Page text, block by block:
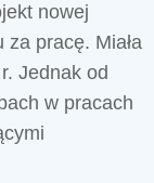
nowej
pracę. Miała
Jednak od
w pracach